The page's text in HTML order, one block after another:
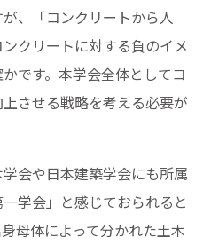
、「コンクリートから人
クリートに対する負のイメ
です。本学会全体としてコ
させる戦略を考える必要が
会や日本建築学会にも所属
学会」と感じておられると
母体によって分かれた土木